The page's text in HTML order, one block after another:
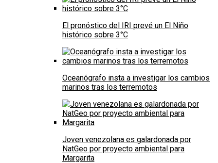
El pronóstico del IRI prevé un El Niño
histórico sobre 3°C
Oceanógrafo insta a investigar los cambios
marinos tras los terremotos
Joven venezolana es galardonada por
NatGeo por proyecto ambiental para
Margarita